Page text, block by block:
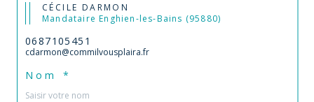
CÉCILE DARMON
Mandataire Enghien-les-Bains (95880)
0687105451
cdarmon@commilvousplaira.fr
Nom *